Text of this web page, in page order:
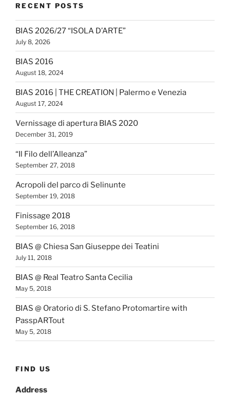
RECENT POSTS
BIAS 2026/27 “ISOLA D’ARTE”
July 8, 2026
BIAS 2016
August 18, 2024
BIAS 2016 | THE CREATION | Palermo e Venezia
August 17, 2024
Vernissage di apertura BIAS 2020
December 31, 2019
“Il Filo dell’Alleanza”
September 27, 2018
Acropoli del parco di Selinunte
September 19, 2018
Finissage 2018
September 16, 2018
BIAS @ Chiesa San Giuseppe dei Teatini
July 11, 2018
BIAS @ Real Teatro Santa Cecilia
May 5, 2018
BIAS @ Oratorio di S. Stefano Protomartire with
PasspARTout
May 5, 2018
FIND US
Address